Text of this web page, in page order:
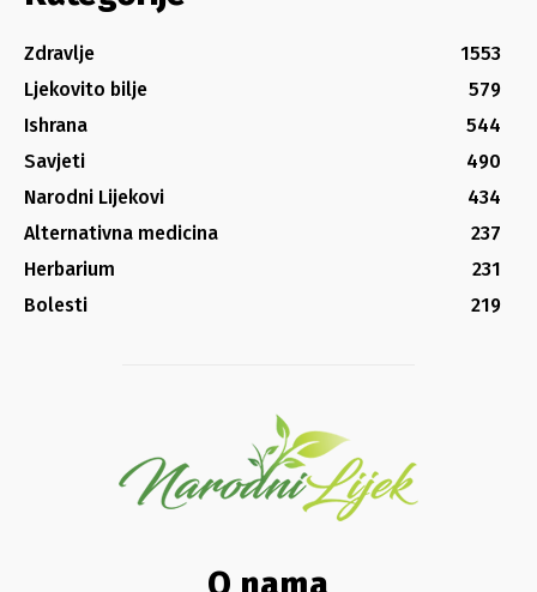
Zdravlje
1553
Ljekovito bilje
579
Ishrana
544
Savjeti
490
Narodni Lijekovi
434
Alternativna medicina
237
Herbarium
231
Bolesti
219